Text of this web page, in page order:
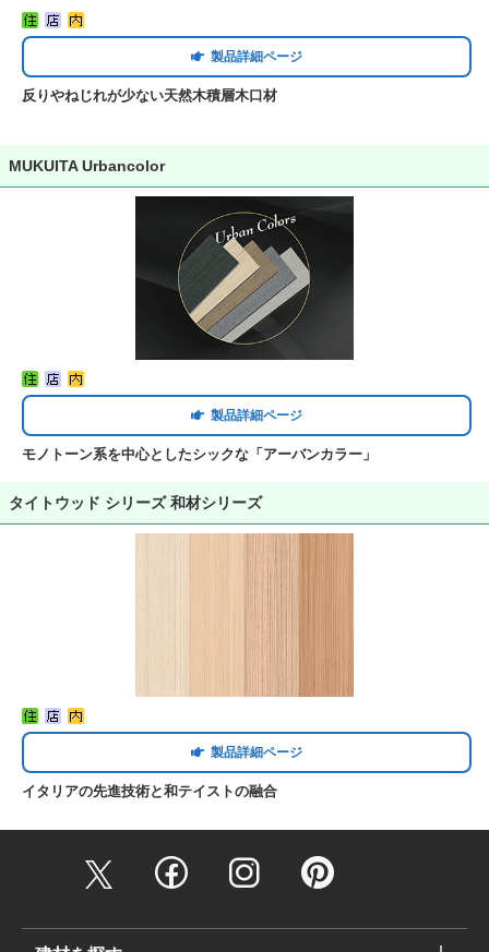
製品詳細ページ
反りやねじれが少ない天然木積層木口材
MUKUITA Urbancolor
製品詳細ページ
モノトーン系を中心としたシックな「アーバンカラー」
タイトウッド シリーズ 和材シリーズ
製品詳細ページ
イタリアの先進技術と和テイストの融合